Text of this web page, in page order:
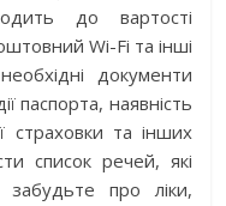
до вартості
Wi-Fi та інші
документи
паспорта, наявність
страховки та інших
список речей, які
про ліки,